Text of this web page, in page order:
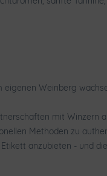
Weinberg
mit Winzern
Methoden zu
anzubieten - und